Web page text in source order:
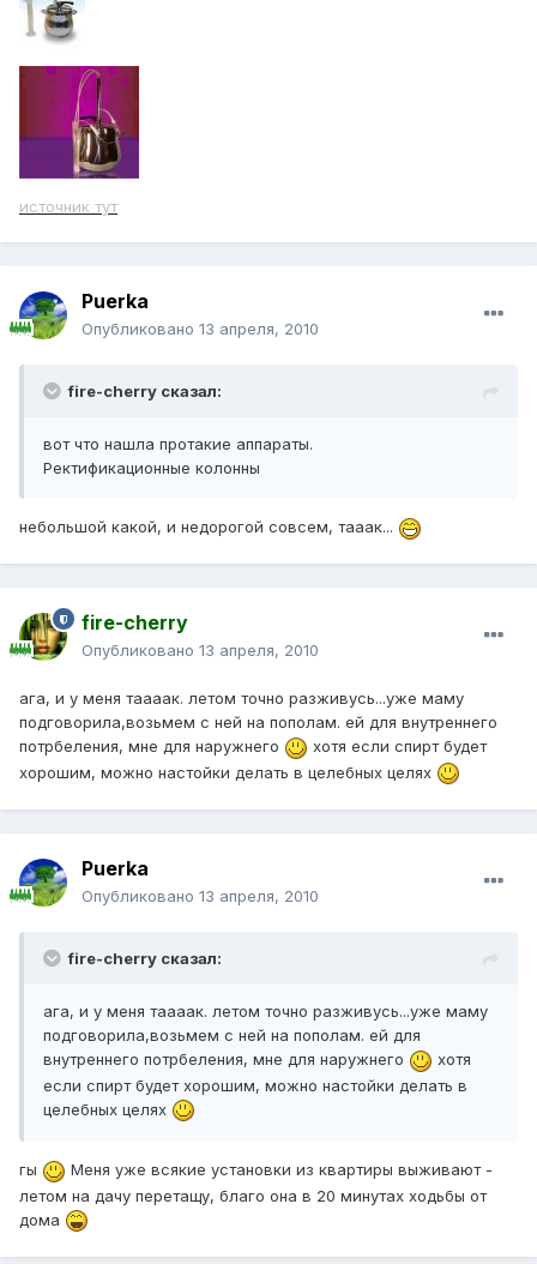
источник тут
Puerka
Опубликовано 13 апреля, 2010
fire-cherry сказал:
вот что нашла протакие аппараты.
Ректификационные колонны
небольшой какой, и недорогой совсем, тааак...
fire-cherry
Опубликовано 13 апреля, 2010
ага, и у меня таааак. летом точно разживусь...уже маму
подговорила,возьмем с ней на пополам. ей для внутреннего
потрбеления, мне для наружнего
хотя если спирт будет
хорошим, можно настойки делать в целебных целях
Puerka
Опубликовано 13 апреля, 2010
fire-cherry сказал:
ага, и у меня таааак. летом точно разживусь...уже маму
подговорила,возьмем с ней на пополам. ей для
внутреннего потрбеления, мне для наружнего
хотя
если спирт будет хорошим, можно настойки делать в
целебных целях
гы
Меня уже всякие установки из квартиры выживают -
летом на дачу перетащу, благо она в 20 минутах ходьбы от
дома